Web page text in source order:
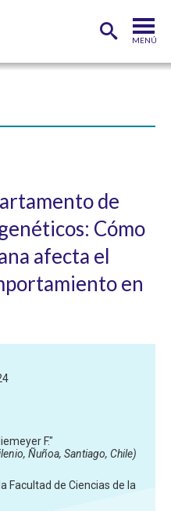
MENÚ
EGRESADOS
de
Cómo
afecta el
en
F."
Ñuñoa, Santiago, Chile)
Facultad de Ciencias de la